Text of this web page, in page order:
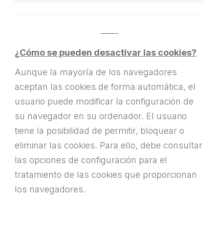
——
¿Cómo se pueden desactivar las cookies?
Aunque la mayoría de los navegadores
aceptan las cookies de forma automática, el
usuario puede modificar la configuración de
su navegador en su ordenador. El usuario
tiene la posibilidad de permitir, bloquear o
eliminar las cookies. Para ello, debe consultar
las opciones de configuración para el
tratamiento de las cookies que proporcionan
los navegadores.